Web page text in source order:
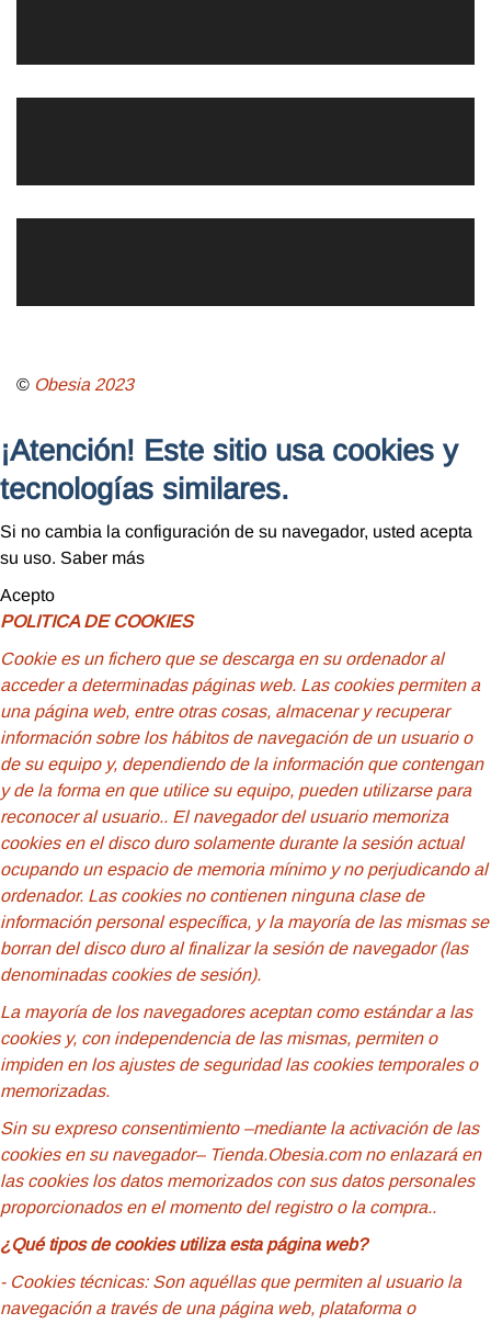
© Obesia2023
¡Atención! Este sitio usa cookies y
tecnologías similares.
Si no cambia la configuración de su navegador, usted acepta
su uso. Saber más
Acepto
POLITICA DE COOKIES
Cookie es un fichero que se descarga en su ordenador al
acceder a determinadas páginas web. Las cookies permiten a
una página web, entre otras cosas, almacenar y recuperar
información sobre los hábitos de navegación de un usuario o
de su equipo y, dependiendo de la información que contengan
y de la forma en que utilice su equipo, pueden utilizarse para
reconocer al usuario.. El navegador del usuario memoriza
cookies en el disco duro solamente durante la sesión actual
ocupando un espacio de memoria mínimo y no perjudicando al
ordenador. Las cookies no contienen ninguna clase de
información personal específica, y la mayoría de las mismas se
borran del disco duro al finalizar la sesión de navegador (las
denominadas cookies de sesión).
La mayoría de los navegadores aceptan como estándar a las
cookies y, con independencia de las mismas, permiten o
impiden en los ajustes de seguridad las cookies temporales o
memorizadas.
Sin su expreso consentimiento –mediante la activación de las
cookies en su navegador– Tienda.Obesia.com no enlazará en
las cookies los datos memorizados con sus datos personales
proporcionados en el momento del registro o la compra..
¿Qué tipos de cookies utiliza esta página web?
- Cookies técnicas: Son aquéllas que permiten al usuario la
navegación a través de una página web, plataforma o